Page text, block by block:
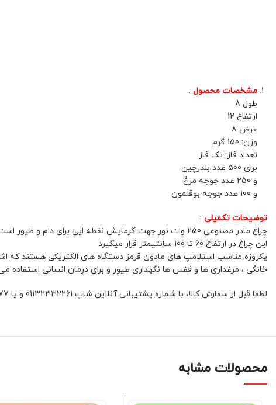
مشخصات محصول :
طول 8
ارتفاع 12
عرض 8
وزن: 150 گرم
تعداد فاز: تک فاز
برای 500 عدد بلدرچین
و 250 عدد جوجه مرغ
و 100 عدد جوجه بوقلمون
توضیحات تکمیلی :
چراغ مادر مصنوعی 250 وات نور جهت گرمایش نقطه ایی برای دام و طیور است
این چراغ در ارتفاع 60 تا 100 سانتیمتر قرار میگیرد
یکروزه مناسب استلامپ های مادون قرمز دستگاه های الکتریکی هستند که
خانگی ، مرغداری ها و قفس ها نگهداری طیور و برای درمان انسانی استفاده
لطفا قبل از سفارش کالا، با شماره پشتیبانی آنلاین شاپ 01132332261 و یا 09392337177 هماهنگ فرمائید.
محصولات مشابه